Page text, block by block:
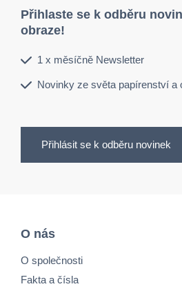
Přihlaste se k odběru
obraze!
1 x měsíčně Newsletter
Novinky ze světa papírenství a
Přihlásit se k odběru novinek
O nás
O společnosti
Fakta a čísla